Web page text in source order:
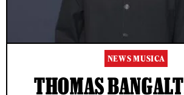
NEWS MUSICA
THOMAS